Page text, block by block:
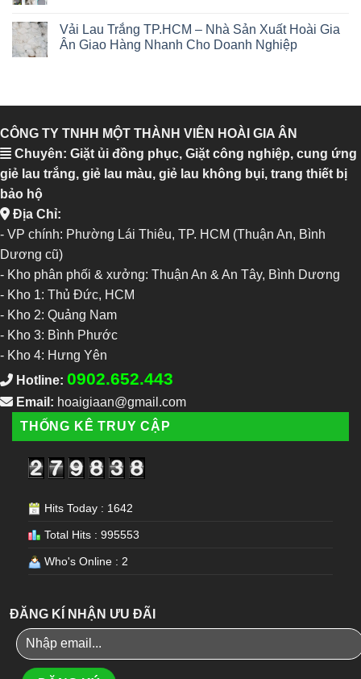
Vải Lau Trắng TP.HCM – Nhà Sản Xuất Hoài Gia
Ân Giao Hàng Nhanh Cho Doanh Nghiệp
CÔNG TY TNHH MỘT THÀNH VIÊN HOÀI GIA ÂN
Chuyên: Giặt ủi đồng phục, Giặt công nghiệp, cung ứng
giẻ lau trắng, giẻ lau màu, giẻ lau không bụi, trang thiết bị
bảo hộ
Địa Chỉ:
- VP chính: Phường Lái Thiêu, TP. HCM (Thuận An, Bình
Dương cũ)
- Kho phân phối & xưởng: Thuận An & An Tây, Bình Dương
- Kho 1: Thủ Đức, HCM
- Kho 2: Quảng Nam
- Kho 3: Bình Phước
- Kho 4: Hưng Yên
Hotline: 0902.652.443
Email: hoaigiaan@gmail.com
THỐNG KÊ TRUY CẬP
Hits Today : 1642
Total Hits : 995553
Who's Online : 2
ĐĂNG KÍ NHẬN ƯU ĐÃI